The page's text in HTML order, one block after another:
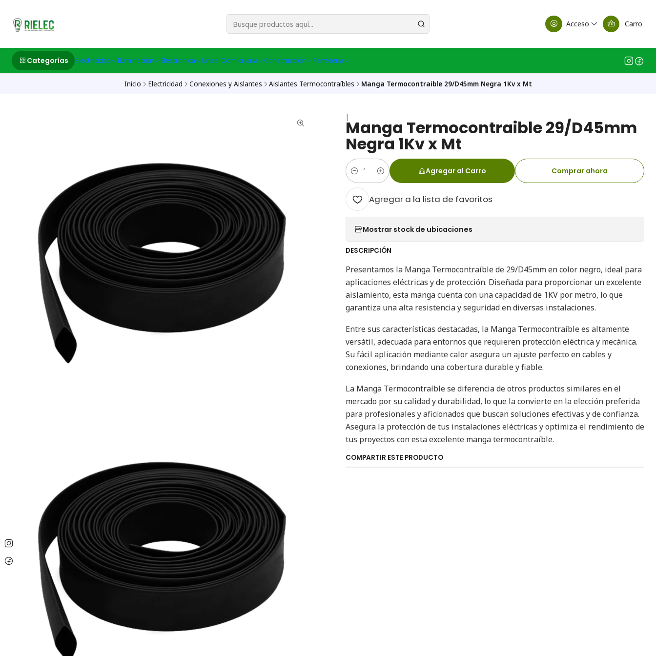
Acceso Carro
Categorías Electricidad Iluminación Electronica Linea Domiciliaria Construcción Ferreteria
Inicio Electricidad Conexiones y Aislantes Aislantes Termocontraíbles Manga Termocontraible 29/D45mm Negra 1Kv x Mt
|
Manga Termocontraible 29/D45mm
Negra 1Kv x Mt
Cantidad
Agregar al Carro Comprar ahora
Agregar a la lista de favoritos
Mostrar stock de ubicaciones
DESCRIPCIÓN
Presentamos la Manga Termocontraíble de 29/D45mm en color negro, ideal para
aplicaciones eléctricas y de protección. Diseñada para proporcionar un excelente
aislamiento, esta manga cuenta con una capacidad de 1KV por metro, lo que
garantiza una alta resistencia y seguridad en diversas instalaciones.
Entre sus características destacadas, la Manga Termocontraíble es altamente
versátil, adecuada para entornos que requieren protección eléctrica y mecánica.
Su fácil aplicación mediante calor asegura un ajuste perfecto en cables y
conexiones, brindando una cobertura durable y fiable.
La Manga Termocontraíble se diferencia de otros productos similares en el
mercado por su calidad y durabilidad, lo que la convierte en la elección preferida
para profesionales y aficionados que buscan soluciones efectivas y de confianza.
Asegura la protección de tus instalaciones eléctricas y optimiza el rendimiento de
tus proyectos con esta excelente manga termocontraíble.
COMPARTIR ESTE PRODUCTO